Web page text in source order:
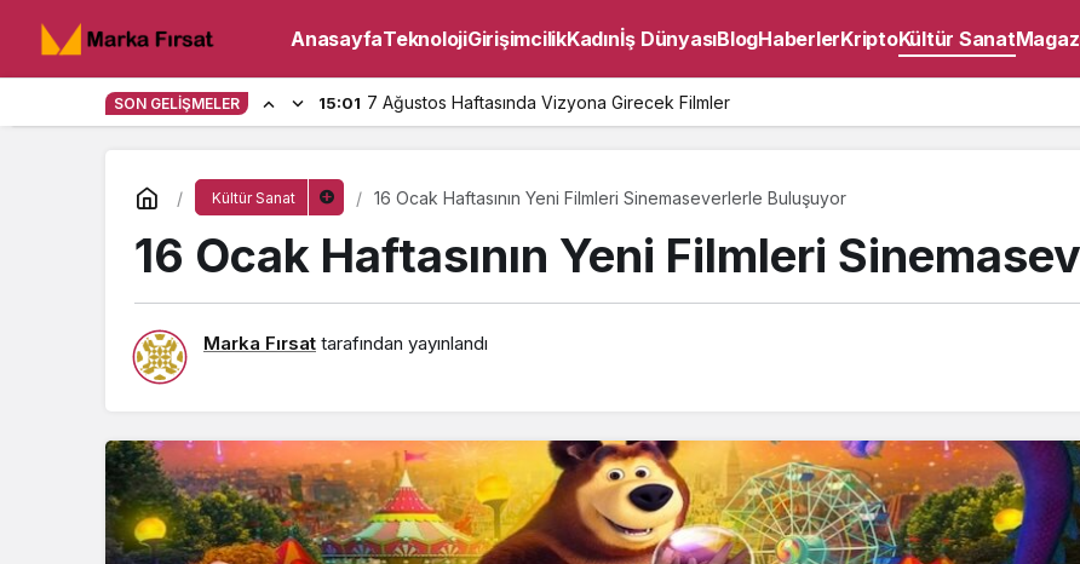
AnasayfaTeknolojiGirişimcilikKadınİş DünyasıBlogHaberlerKriptoKültür Sanat
SON GELIŞMELER 15:01 7 Ağustos Haftasında Vizyona Girecek Filmler
Kültür Sanat 16 Ocak Haftasının Yeni Filmleri Sinemaseverlerle Buluşuyor
16 Ocak Haftasının Yeni Filmleri
Marka Fırsat tarafından yayınlandı